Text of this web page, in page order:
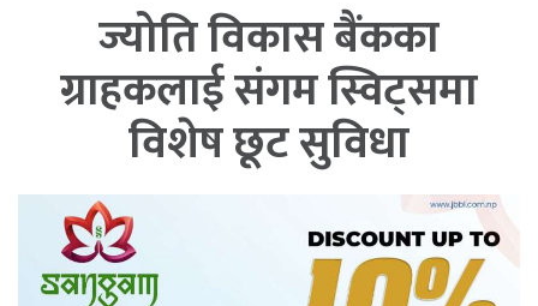
ज्योति विकास बैंकका
ग्राहकलाई संगम स्विट्समा
विशेष छूट सुविधा